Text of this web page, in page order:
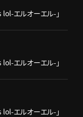
エルオーエル-」
エルオーエル-」
エルオーエル-」